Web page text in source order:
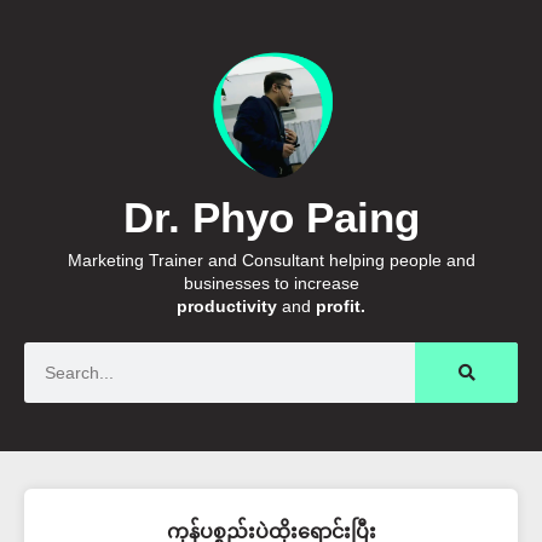
Dr. Phyo Paing
Marketing Trainer and Consultant helping people and
businesses to increase
productivity and profit.
ကုန်ပစ္စည်းပဲထိုးရောင်းပြီး